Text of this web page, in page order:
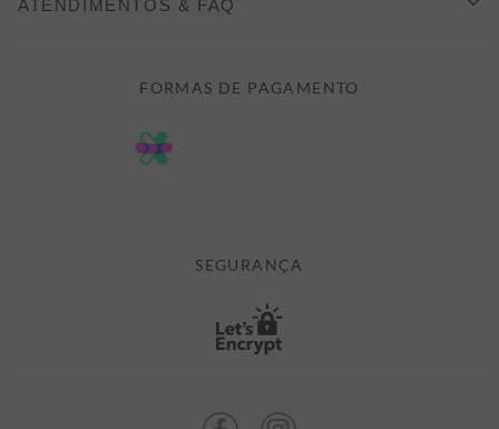
FORMAS DE PAGAMENTO
POLÍTICA DE PRIVACIDADE
ATENDIMENTOS & FAQ
ATENDIMENTO@ALEATORYSTORE.COM.BR
FORMAS DE PAGAMENTO
SEGURANÇA